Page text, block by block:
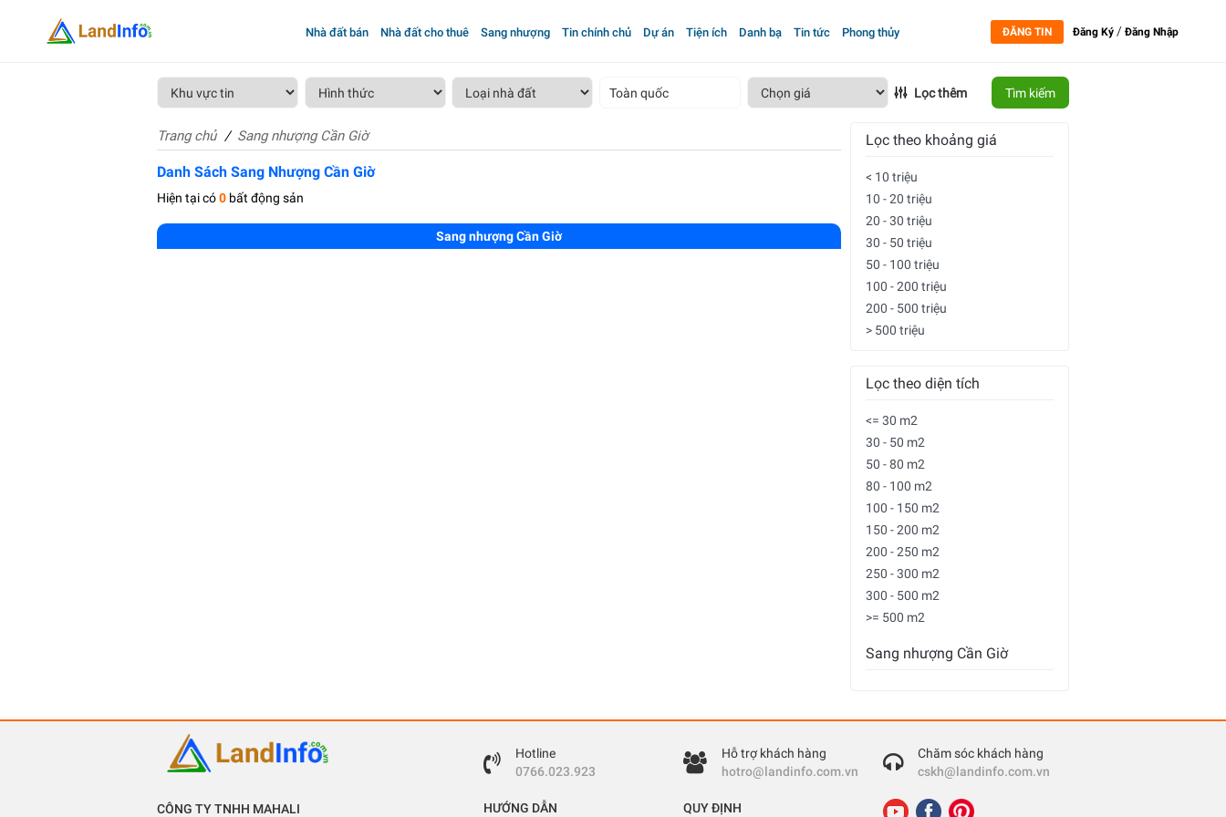
Nhà đất bán Nhà đất cho thuê Sang nhượng Tin chính chủ Dự án Tiện ích Danh bạ Tin tức Phong thủy ĐĂNG TIN Đăng Ký /Đăng Nhập
Toàn quốc Lọc thêm Tìm kiếm
Trang chủ Sang nhượng Cần Giờ
Danh Sách Sang Nhượng Cần Giờ
Hiện tại có0 bất động sản
Sang nhượng Cần Giờ
Lọc theo khoảng giá
< 10 triệu
10 - 20 triệu
20 - 30 triệu
30 - 50 triệu
50 - 100 triệu
100 - 200 triệu
200 - 500 triệu
> 500 triệu
Lọc theo diện tích
<= 30 m2
30 - 50 m2
50 - 80 m2
80 - 100 m2
100 - 150 m2
150 - 200 m2
200 - 250 m2
250 - 300 m2
300 - 500 m2
>= 500 m2
Sang nhượng Cần Giờ
CÔNG TY TNHH MAHALI
Hotline
0766.023.923
Hỗ trợ khách hàng
hotro@landinfo.com.vn
Chăm sóc khách hàng
cskh@landinfo.com.vn
HƯỚNG DẪN QUY ĐỊNH